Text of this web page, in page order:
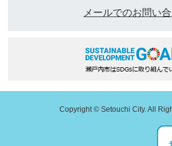
メールでのお問い
Copyright © Setouchi City. All